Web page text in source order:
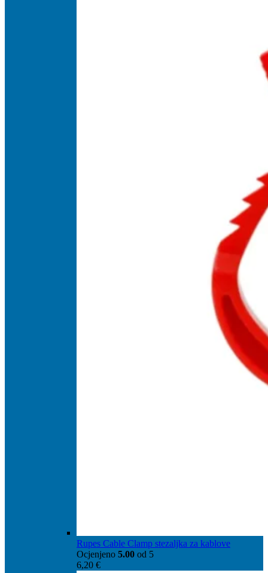
Rupes Cable Clamp stezaljka za kablove
Ocjenjeno 5.00 od 5
6,20 €